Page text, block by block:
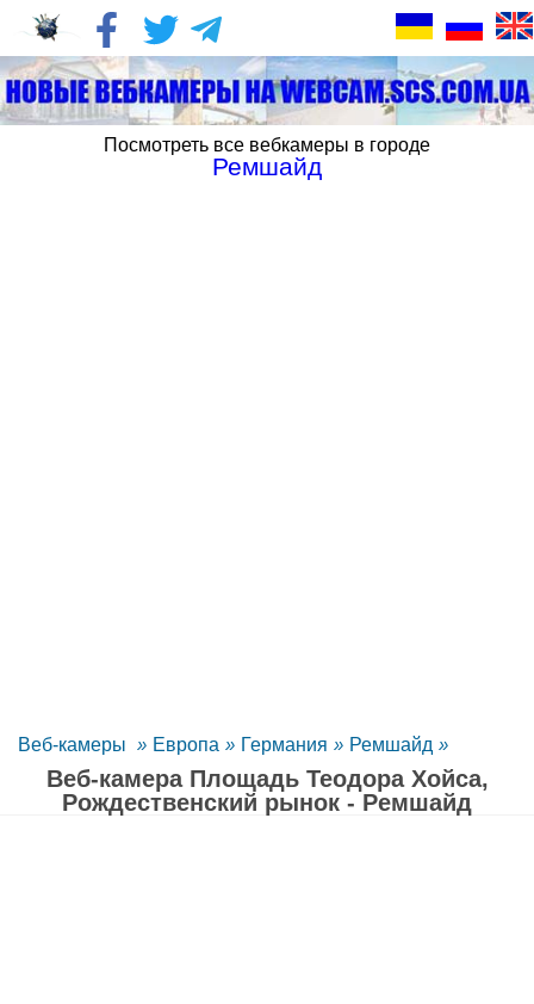
Посмотреть все вебкамеры в городе
Ремшайд
Веб-камеры » Европа » Германия » Ремшайд »
Веб-камера Площадь Теодора Хойса,
Рождественский рынок - Ремшайд